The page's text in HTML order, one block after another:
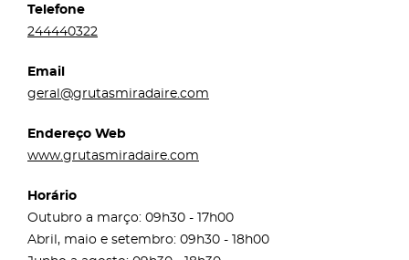
Telefone
244440322
Email
geral@grutasmiradaire.com
Endereço Web
www.grutasmiradaire.com
Horário
Outubro a março: 09h30 - 17h00
Abril, maio e setembro: 09h30 - 18h00